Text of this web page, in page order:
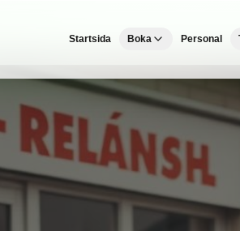
Startsida Boka Personal